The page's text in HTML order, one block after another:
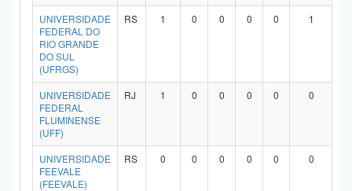
UNIVERSIDADE
FEDERAL DO
RIO GRANDE
DO SUL
(UFRGS)
RS 1 0 0 0 0 1
UNIVERSIDADE
FEDERAL
FLUMINENSE
(UFF)
RJ 1 0 0 0 0 0
UNIVERSIDADE
FEEVALE
(FEEVALE)
RS 0 0 0 0 0 0